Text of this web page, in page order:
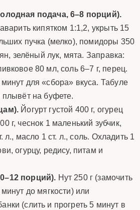
подача, 6–8 порций).
кипятком 1:1,2, укрыть 15
пучка (мелко), помидоры 350
зелёный лук, мята. Заправка:
80 мл, соль 6–7 г, перец.
для «сбора» вкуса. Табуле
на буфете.
Йогурт густой 400 г, огурец
г, чеснок 1 маленький зубчик,
л., масло 1 ст. л., соль. Охладить 1
огурцу, редису, питам и
порций). Нут 250 г (замочить
до мягкости) или
(слить и прогреть 5 минут в